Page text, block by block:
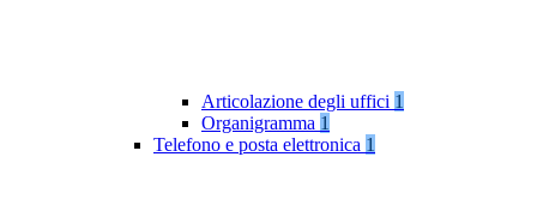
Articolazione degli uffici 1
Organigramma 1
Telefono e posta elettronica 1